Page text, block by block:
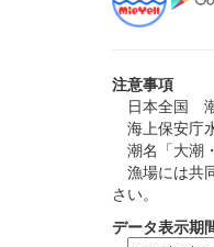
注意事項
日本全国 潮
海上保安庁
潮名「大潮
漁場には共
さい。
データ表示期